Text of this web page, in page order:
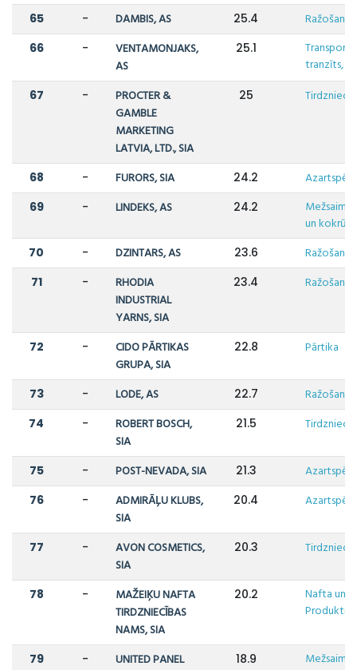
65 - DAMBIS, AS 25.4 Ražošana
66 -
VENTAMONJAKS,
AS
25.1
Transports,
tranzīts,
67 -
PROCTER &
GAMBLE
MARKETING
LATVIA, LTD., SIA
25
68 - FURORS, SIA 24.2
69 - LINDEKS, AS 24.2
un
70 - DZINTARS, AS 23.6 Ražošana
71 -
RHODIA
INDUSTRIAL
YARNS, SIA
23.4 Ražošana
72 -
CIDO PĀRTIKAS
GRUPA, SIA
22.8 Pārtika
73 - LODE, AS 22.7 Ražošana
74 -
ROBERT BOSCH,
SIA
21.5
75 - POST-NEVADA, SIA 21.3
76 -
ADMIRĀĻU KLUBS,
SIA
20.4
77 -
AVON COSMETICS,
SIA
20.3
78 -
MAŽEIĶU NAFTA
TIRDZNIECĪBAS
NAMS, SIA
20.2
Nafta un
Produkti
79 -
UNITED PANEL
18.9